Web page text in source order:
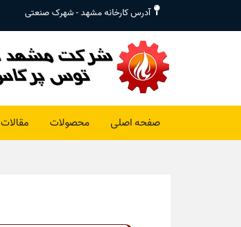
آدرس کارخانه مشهد - شهرک صنعتی
صفحه اصلی محصولات مقالات